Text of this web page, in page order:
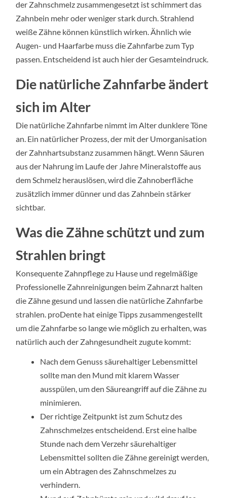
der Zahnschmelz zusammengesetzt ist schimmert das
Zahnbein mehr oder weniger stark durch. Strahlend
weiße Zähne können künstlich wirken. Ähnlich wie
Augen- und Haarfarbe muss die Zahnfarbe zum Typ
passen. Entscheidend ist auch hier der Gesamteindruck.
Die natürliche Zahnfarbe ändert
sich im Alter
Die natürliche Zahnfarbe nimmt im Alter dunklere Töne
an. Ein natürlicher Prozess, der mit der Umorganisation
der Zahnhartsubstanz zusammen hängt. Wenn Säuren
aus der Nahrung im Laufe der Jahre Mineralstoffe aus
dem Schmelz herauslösen, wird die Zahnoberfläche
zusätzlich immer dünner und das Zahnbein stärker
sichtbar.
Was die Zähne schützt und zum
Strahlen bringt
Konsequente Zahnpflege zu Hause und regelmäßige
Professionelle Zahnreinigungen beim Zahnarzt halten
die Zähne gesund und lassen die natürliche Zahnfarbe
strahlen. proDente hat einige Tipps zusammengestellt
um die Zahnfarbe so lange wie möglich zu erhalten, was
natürlich auch der Zahngesundheit zugute kommt:
Nach dem Genuss säurehaltiger Lebensmittel
sollte man den Mund mit klarem Wasser
ausspülen, um den Säureangriff auf die Zähne zu
minimieren.
Der richtige Zeitpunkt ist zum Schutz des
Zahnschmelzes entscheidend. Erst eine halbe
Stunde nach dem Verzehr säurehaltiger
Lebensmittel sollten die Zähne gereinigt werden,
um ein Abtragen des Zahnschmelzes zu
verhindern.